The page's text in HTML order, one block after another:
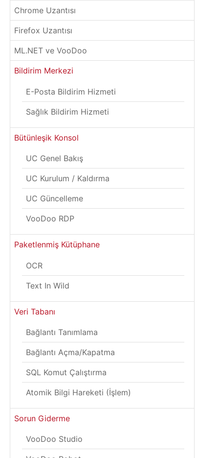
Chrome Uzantısı
Firefox Uzantısı
ML.NET ve VooDoo
Bildirim Merkezi
E-Posta Bildirim Hizmeti
Sağlık Bildirim Hizmeti
Bütünleşik Konsol
UC Genel Bakış
UC Kurulum / Kaldırma
UC Güncelleme
VooDoo RDP
Paketlenmiş Kütüphane
OCR
Text In Wild
Veri Tabanı
Bağlantı Tanımlama
Bağlantı Açma/Kapatma
SQL Komut Çalıştırma
Atomik Bilgi Hareketi (İşlem)
Sorun Giderme
VooDoo Studio